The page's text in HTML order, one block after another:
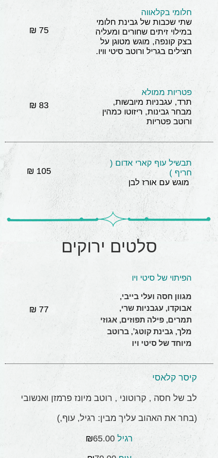
חלומי בקלאווה
שתי שכבות של גבינת חלומי
במילוי זיתים שחורים ומעליה
בצק קונפה, מוגש מטוגן על
חצילים בגריל ורוטב סיטי וויו.
75 ₪
פטריות ממולא
תרד, עגבניות מיובשות,
מבחר גבינות, ריזוטו כמהין
ורוטב פטריות
83 ₪
תבשיל עוף קארי אדום (
חריף )
מוגש עם אורז לבן
105 ₪
סלטים ירוקים
הפיתוי של סיטי ויו
מגוון חסה ועלי בייבי,
אבוקדו, עגבניות שרי,
תמרים, פילה תפוזים, אגוזי
מלך, גבינת קוטג’, ברוטב
מיוחד של סיטי ויו
77 ₪
קיסר קלאסי
לב של חסה , קרוטוני , רוטב מיונז פרמזן ואנשובי
(בחר את האהוב עליך מבין: רגיל, עוף,)
רגיל ₪65.00